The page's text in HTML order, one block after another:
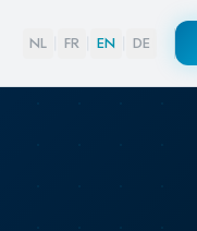
NL FR EN DE